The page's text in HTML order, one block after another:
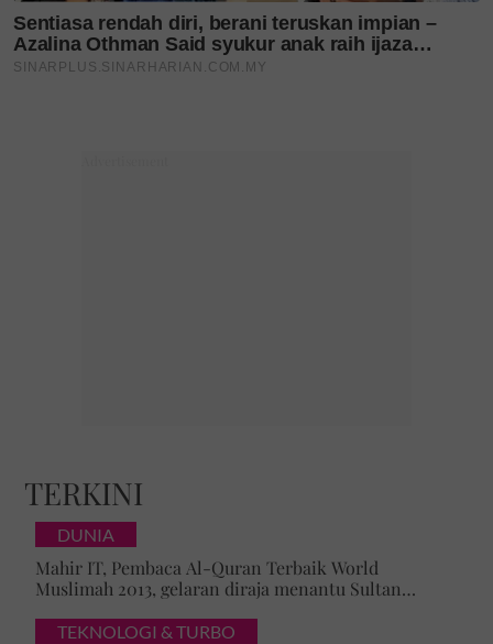
TERKINI
DUNIA
Mahir IT, Pembaca Al-Quran Terbaik World
Muslimah 2013, gelaran diraja menantu Sultan
merta
TEKNOLOGI & TURBO